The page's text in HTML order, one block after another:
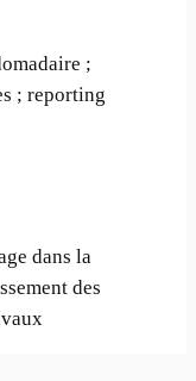
;
; reporting
dans la
des